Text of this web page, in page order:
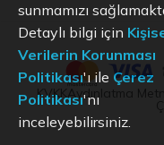
KVKK Aydınlatma Metni
sunmamızı
Detaylı bilgi için
Verilerin Korunması
Politikası'ı ile Çerez
Politikası'nı
inceleyebilirsiniz.